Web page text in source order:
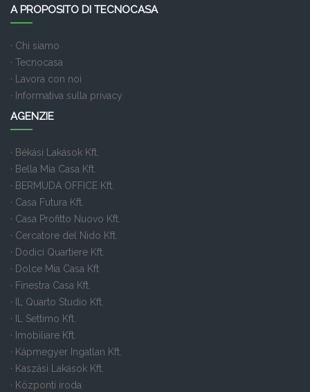
A PROPOSITO DI TECNOCASA
· Chi siamo
· Tecnocasa
· Lavora con noi
· Informativa sulla privacy
AGENZIE
· Békási Lakások Kft.
· Bella Mia Casa Kft.
· BERMUDA OFFICE Kft.
· Casa Futura Kft.
· Casa Profitto Nuovo Kft.
· Cercatore del Nido Kft.
· Dodici Quartiere Kft.
· Dolce Mia Casa Kft
· Finestra Casa Kft.
· IL Quarto Studio Kft.
· IL Settimo Kft.
· Imobiliare Kft.
· Kápmegyer Ingatlan Kft.
· Kaszási Lakások Kft.
· Központi iroda